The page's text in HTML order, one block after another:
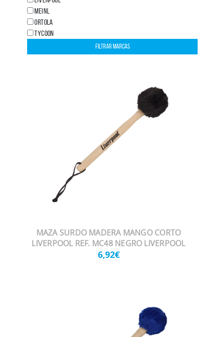
MEINL
ORTOLA
TYCOON
MAZA SURDO MADERA MANGO CORTO
LIVERPOOL REF. MC48 NEGRO LIVERPOOL
6,92€